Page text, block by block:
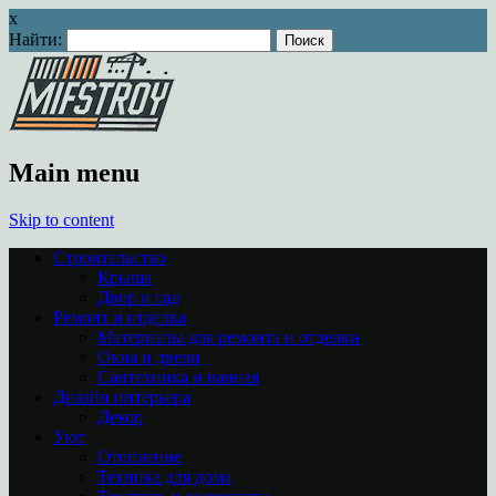
x
Найти:
Main menu
Skip to content
Строительство
Крыша
Двор и сад
Ремонт и отделка
Материалы для ремонта и отделки
Окна и двери
Сантехника и ванная
Дизайн интерьера
Декор
Уют
Отопление
Техника для дома